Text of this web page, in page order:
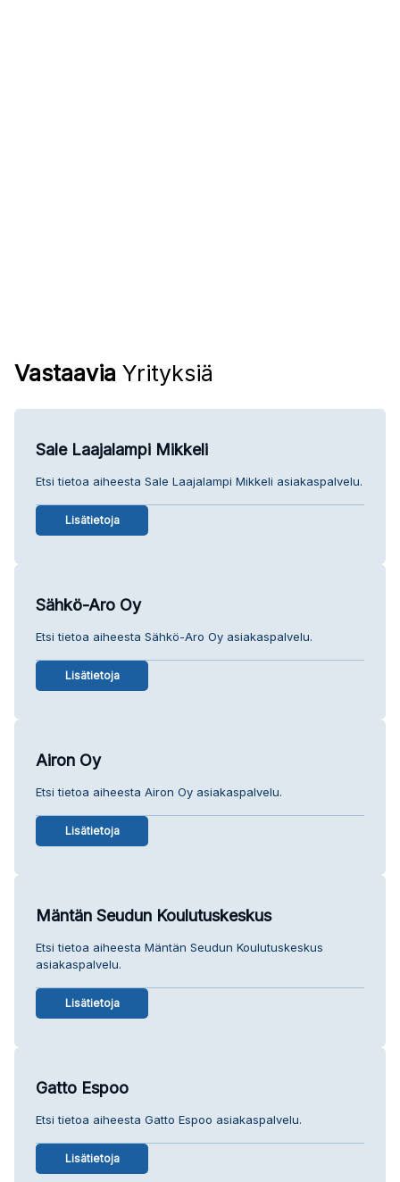
Vastaavia Yrityksiä
Sale Laajalampi Mikkeli
Etsi tietoa aiheesta Sale Laajalampi Mikkeli asiakaspalvelu.
Lisätietoja
Sähkö-Aro Oy
Etsi tietoa aiheesta Sähkö-Aro Oy asiakaspalvelu.
Lisätietoja
Airon Oy
Etsi tietoa aiheesta Airon Oy asiakaspalvelu.
Lisätietoja
Mäntän Seudun Koulutuskeskus
Etsi tietoa aiheesta Mäntän Seudun Koulutuskeskus
asiakaspalvelu.
Lisätietoja
Gatto Espoo
Etsi tietoa aiheesta Gatto Espoo asiakaspalvelu.
Lisätietoja